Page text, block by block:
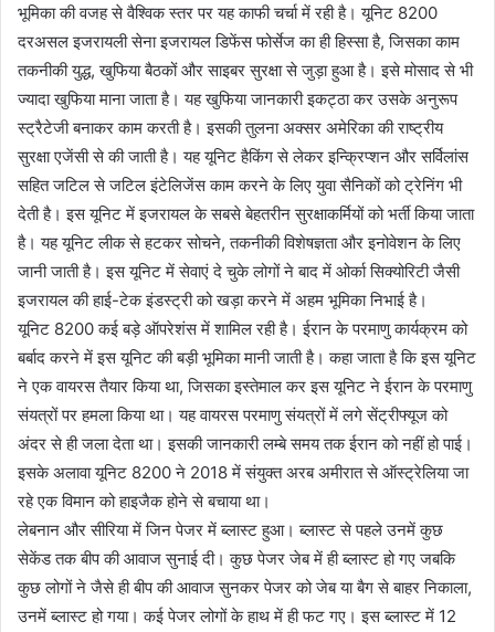
भूमिका की वजह से वैश्विक स्तर पर यह काफी चर्चा में रही है। यूनिट 8200
दरअसल इजरायली सेना इजरायल डिफेंस फोर्सेज का ही हिस्सा है, जिसका काम
तकनीकी युद्ध, खुफिया बैठकों और साइबर सुरक्षा से जुड़ा हुआ है। इसे मोसाद से भी
ज्यादा खुफिया माना जाता है। यह खुफिया जानकारी इकट्ठा कर उसके अनुरूप
स्ट्रैटेजी बनाकर काम करती है। इसकी तुलना अक्सर अमेरिका की राष्ट्रीय
सुरक्षा एजेंसी से की जाती है। यह यूनिट हैकिंग से लेकर इन्क्रिप्शन और सर्विलांस
सहित जटिल से जटिल इंटेलिजेंस काम करने के लिए युवा सैनिकों को ट्रेनिंग भी
देती है। इस यूनिट में इजरायल के सबसे बेहतरीन सुरक्षाकर्मियों को भर्ती किया जाता
है। यह यूनिट लीक से हटकर सोचने, तकनीकी विशेषज्ञता और इनोवेशन के लिए
जानी जाती है। इस यूनिट में सेवाएं दे चुके लोगों ने बाद में ओर्का सिक्योरिटी जैसी
इजरायल की हाई-टेक इंडस्ट्री को खड़ा करने में अहम भूमिका निभाई है।
यूनिट 8200 कई बड़े ऑपरेशंस में शामिल रही है। ईरान के परमाणु कार्यक्रम को
बर्बाद करने में इस यूनिट की बड़ी भूमिका मानी जाती है। कहा जाता है कि इस यूनिट
ने एक वायरस तैयार किया था, जिसका इस्तेमाल कर इस यूनिट ने ईरान के परमाणु
संयत्रों पर हमला किया था। यह वायरस परमाणु संयत्रों में लगे सेंट्रीफ्यूज को
अंदर से ही जला देता था। इसकी जानकारी लम्बे समय तक ईरान को नहीं हो पाई।
इसके अलावा यूनिट 8200 ने 2018 में संयुक्त अरब अमीरात से ऑस्ट्रेलिया जा
रहे एक विमान को हाइजैक होने से बचाया था।
लेबनान और सीरिया में जिन पेजर में ब्लास्ट हुआ। ब्लास्ट से पहले उनमें कुछ
सेकेंड तक बीप की आवाज सुनाई दी। कुछ पेजर जेब में ही ब्लास्ट हो गए जबकि
कुछ लोगों ने जैसे ही बीप की आवाज सुनकर पेजर को जेब या बैग से बाहर निकाला,
उनमें ब्लास्ट हो गया। कई पेजर लोगों के हाथ में ही फट गए। इस ब्लास्ट में 12